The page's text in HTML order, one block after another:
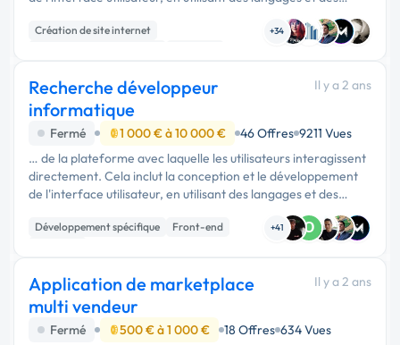
frameworks tels que HTML, CSS, JavaScript, React, Angular,
…Création de site internet
+34
Recherche développeur
informatique
Il y a 2 ans
Fermé 1 000 € à 10 000 € 46 Offres 9211 Vues
… de la plateforme avec laquelle les utilisateurs interagissent
directement. Cela inclut la conception et le développement
de l'interface utilisateur, en utilisant des langages et des
frameworks tels que HTML, CSS, JavaScript, React, Angular,
…Développement spécifique
Front-end
+41 O
Application de marketplace
multi vendeur
Il y a 2 ans
Fermé 500 € à 1 000 € 18 Offres 634 Vues